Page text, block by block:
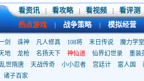
看资讯 看攻略 看视频
看评测
热点游戏
| 战争策略 | 模拟经营
剑 诛神 凡人修真 108将 末日传说
魔力学堂
地 龙枪 名扬天下 神仙道 仙界幻世录
重装
乱世隋唐 天战传奇 小小忍者 宫廷计 富人国
诸子百家